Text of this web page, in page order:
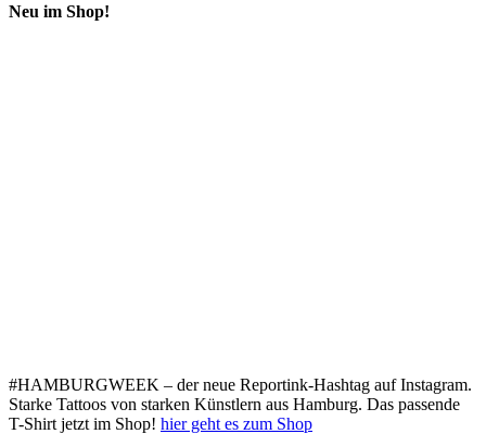
Neu im Shop!
#HAMBURGWEEK – der neue Reportink-Hashtag auf Instagram.
Starke Tattoos von starken Künstlern aus Hamburg. Das passende
T-Shirt jetzt im Shop! hier geht es zum Shop